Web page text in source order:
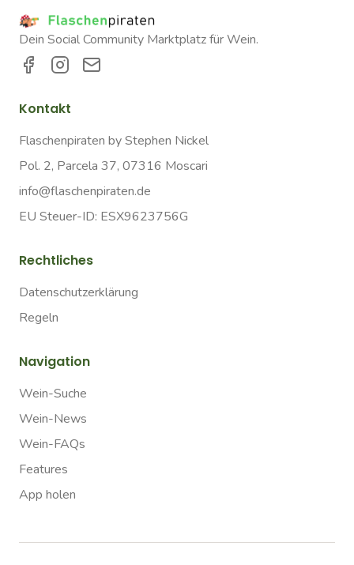
Dein Social Community Marktplatz für Wein.
Kontakt
Flaschenpiraten by Stephen Nickel
Pol. 2, Parcela 37, 07316 Moscari
info@flaschenpiraten.de
EU Steuer-ID: ESX9623756G
Rechtliches
Datenschutzerklärung
Regeln
Navigation
Wein-Suche
Wein-News
Wein-FAQs
Features
App holen